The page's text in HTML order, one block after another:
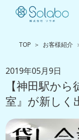
TOP お客様紹介
2019年05月9日
【神田駅か
室』が新しく